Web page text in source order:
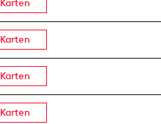
Karten
Karten
Karten
Karten